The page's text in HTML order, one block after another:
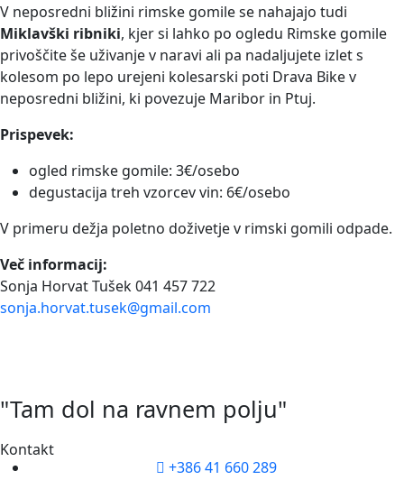
V neposredni bližini rimske gomile se nahajajo tudi
Miklavški ribniki, kjer si lahko po ogledu Rimske gomile
privoščite še uživanje v naravi ali pa nadaljujete izlet s
kolesom po lepo urejeni kolesarski poti Drava Bike v
neposredni bližini, ki povezuje Maribor in Ptuj.
Prispevek:
ogled rimske gomile: 3€/osebo
degustacija treh vzorcev vin: 6€/osebo
V primeru dežja poletno doživetje v rimski gomili odpade.
Več informacij:
Sonja Horvat Tušek 041 457 722
sonja.horvat.tusek@gmail.com
"Tam dol na ravnem polju"
Kontakt
+386 41 660 289